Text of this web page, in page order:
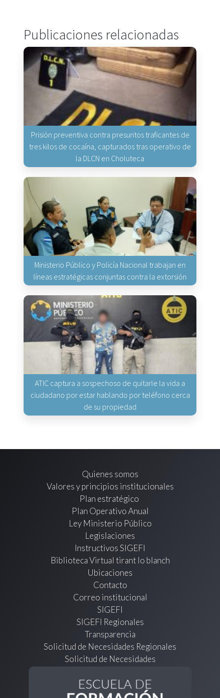
Publicaciones relacionadas
Prisión preventiva contra presuntos traficantes de
tres kilos de cocaína, capturados tras operativo de
la DLCN en Choluteca
Ministerio Público y Policía Nacional trabajan en
líneas estratégicas conjuntas contra la extorsión
ATIC captura a sospechoso de quitarle la vida a
ciudadano por estar hablando por teléfono cerca
de su propiedad
Quienes somos
Valores y principios institucionales
Plan estratégico
Plan Operativo Anual
Ley Ministerio Público
Legislaciones
Instructivos SIGEFI
Biblioteca Virtual tirant lo blanch
Ubicaciones
Contacto
Correo institucional
SIGEFI
SIGEFI Regionales
Transparencia
Solicitud de Necesidades Regionales
Solicitud de Necesidades